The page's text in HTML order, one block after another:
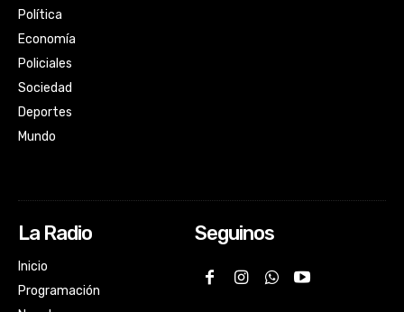
Política
Economía
Policiales
Sociedad
Deportes
Mundo
La Radio
Inicio
Programación
Seguinos